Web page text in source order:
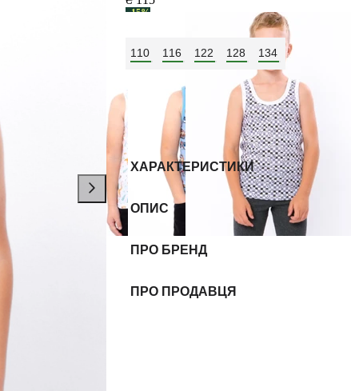
−15%
110 116 122 128 134
ХАРАКТЕРИСТИКИ
ОПИС
ПРО БРЕНД
ПРО ПРОДАВЦЯ